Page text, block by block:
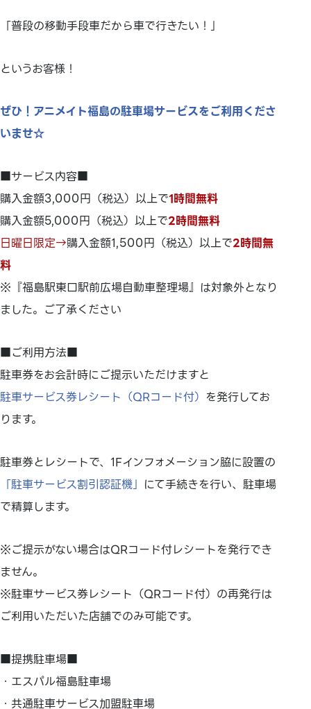
「普段の移動手段車だから車で行きたい！」
というお客様！
ぜひ！アニメイト福島の駐車場サービスをご利用くださ
いませ☆
■サービス内容■
購入金額3,000円（税込）以上で1時間無料
購入金額5,000円（税込）以上で2時間無料
日曜日限定→購入金額1,500円（税込）以上で2時間無
料
※『福島駅東口駅前広場自動車整理場』は対象外となり
ました。ご了承ください
■ご利用方法■
駐車券をお会計時にご提示いただけますと
駐車サービス券レシート（QRコード付） を発行してお
ります。
駐車券とレシートで、1Fインフォメーション脇に設置の
「駐車サービス割引認証機」 にて手続きを行い、駐車場
で精算します。
※ご提示がない場合はQRコード付レシートを発行でき
ません。
※駐車サービス券レシート（QRコード付）の再発行は
ご利用いただいた店舗でのみ可能です。
■提携駐車場■
・エスパル福島駐車場
・共通駐車サービス加盟駐車場